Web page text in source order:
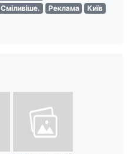
Сміливіше. Реклама
Київ